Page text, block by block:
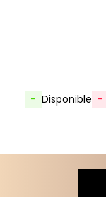
- Disponible -